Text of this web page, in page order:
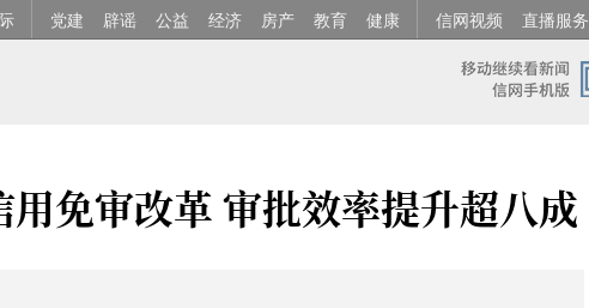
党建 辟谣 公益 经济 房产 教育 健康 信网视频 直播服务
免审改革 审批效率提升超八成